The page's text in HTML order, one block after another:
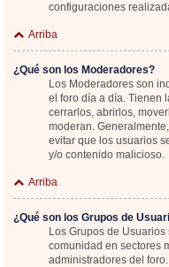
configuraciones
Arriba
¿Qué son los Moderadores?
Los Moderadores son
el foro día a día. Tienen
cerrarlos, abrirlos,
moderan.
evitar que los usuarios
y/o contenido malicioso.
Arriba
¿Qué son los Grupos de
Los Grupos de
comunidad en sectores
administradores del